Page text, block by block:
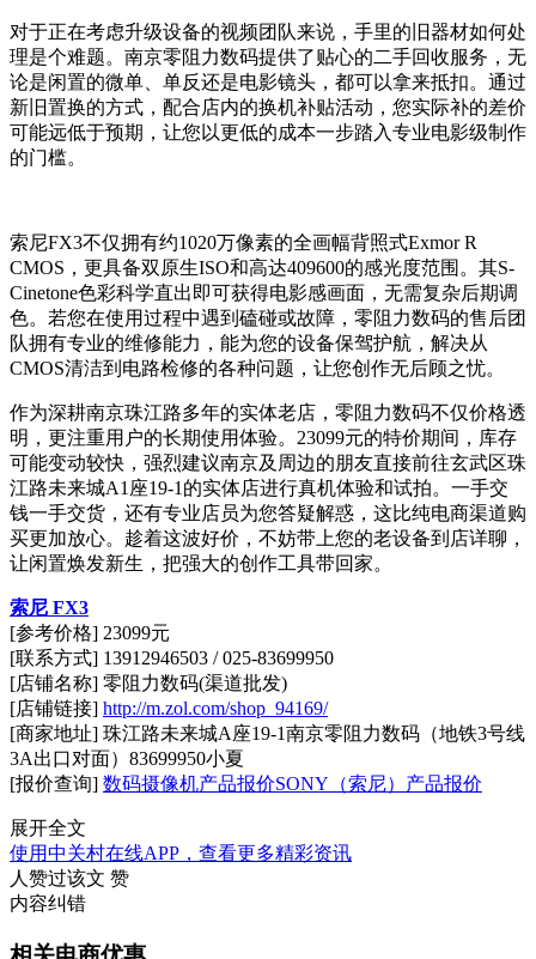
对于正在考虑升级设备的视频团队来说，手里的旧器材如何处
理是个难题。南京零阻力数码提供了贴心的二手回收服务，无
论是闲置的微单、单反还是电影镜头，都可以拿来抵扣。通过
新旧置换的方式，配合店内的换机补贴活动，您实际补的差价
可能远低于预期，让您以更低的成本一步踏入专业电影级制作
的门槛。
索尼FX3不仅拥有约1020万像素的全画幅背照式Exmor R
CMOS，更具备双原生ISO和高达409600的感光度范围。其S-
Cinetone色彩科学直出即可获得电影感画面，无需复杂后期调
色。若您在使用过程中遇到磕碰或故障，零阻力数码的售后团
队拥有专业的维修能力，能为您的设备保驾护航，解决从
CMOS清洁到电路检修的各种问题，让您创作无后顾之忧。
作为深耕南京珠江路多年的实体老店，零阻力数码不仅价格透
明，更注重用户的长期使用体验。23099元的特价期间，库存
可能变动较快，强烈建议南京及周边的朋友直接前往玄武区珠
江路未来城A1座19-1的实体店进行真机体验和试拍。一手交
钱一手交货，还有专业店员为您答疑解惑，这比纯电商渠道购
买更加放心。趁着这波好价，不妨带上您的老设备到店详聊，
让闲置焕发新生，把强大的创作工具带回家。
索尼 FX3
[参考价格] 23099元
[联系方式] 13912946503 / 025-83699950
[店铺名称] 零阻力数码(渠道批发)
[店铺链接] http://m.zol.com/shop_94169/
[商家地址] 珠江路未来城A座19-1南京零阻力数码（地铁3号线
3A出口对面）83699950小夏
[报价查询] 数码摄像机产品报价SONY（索尼）产品报价
展开全文
使用中关村在线APP，查看更多精彩资讯
人赞过该文 赞
内容纠错